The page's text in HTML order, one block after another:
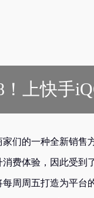
上快手
们的一种全新销售
费体验，因此受到
周周五打造为平